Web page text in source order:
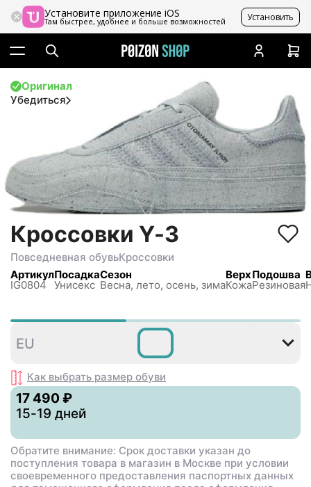
Установите приложение iOS
Там быстрее, удобнее и больше возможностей Установить
Оригинал
Убедиться
Кроссовки Y-3
Повседневная обувьКроссовки
Артикул
IG0804
Посадка
Унисекс
Сезон
Весна, лето, осень, зима
Верх
Кожа
Подошва
Резиновая
42
EU
Как выбрать размер обуви
17 490 ₽
15-19 дней
Обратите внимание: Срок доставки указан до
поступления товара в магазин в Москве при условии
своевременного предоставления паспортных данных